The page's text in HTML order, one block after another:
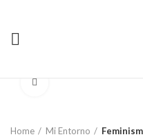
Home Mi Entorno